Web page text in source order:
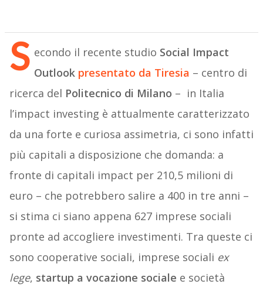
S econdo il recente studio Social Impact
Outlook presentato da Tiresia – centro di
ricerca del Politecnico di Milano – in Italia
l’impact investing è attualmente caratterizzato
da una forte e curiosa assimetria, ci sono infatti
più capitali a disposizione che domanda: a
fronte di capitali impact per 210,5 milioni di
euro – che potrebbero salire a 400 in tre anni –
si stima ci siano appena 627 imprese sociali
pronte ad accogliere investimenti. Tra queste ci
sono cooperative sociali, imprese sociali ex
lege, startup a vocazione sociale e società